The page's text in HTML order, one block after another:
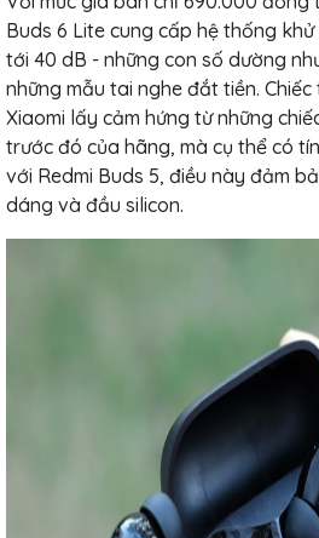
Buds 6 Lite cung cấp hệ thống
tới 40 dB - những con số dường
những mẫu tai nghe đắt tiền.
Xiaomi lấy cảm hứng từ những
trước đó của hãng, mà cụ thể có
với Redmi Buds 5, điều này đảm
dáng và đầu silicon.